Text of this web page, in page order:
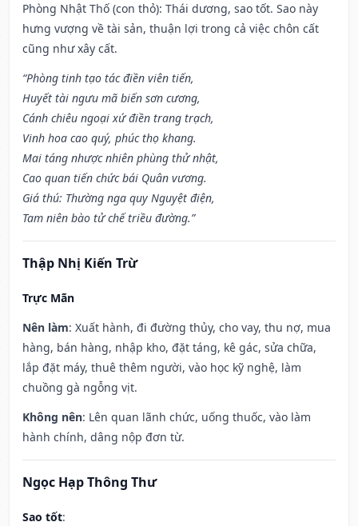
Phòng Nhật Thố (con thỏ): Thái dương, sao tốt. Sao này
hưng vượng về tài sản, thuận lợi trong cả việc chôn cất
cũng như xây cất.
“Phòng tinh tạo tác điền viên tiến,
Huyết tài ngưu mã biến sơn cương,
Cánh chiêu ngoại xứ điền trang trạch,
Vinh hoa cao quý, phúc thọ khang.
Mai táng nhược nhiên phùng thử nhật,
Cao quan tiến chức bái Quân vương.
Giá thú: Thường nga quy Nguyệt điện,
Tam niên bào tử chế triều đường.”
Thập Nhị Kiến Trừ
Trực Mãn
Nên làm: Xuất hành, đi đường thủy, cho vay, thu nợ, mua
hàng, bán hàng, nhập kho, đặt táng, kê gác, sửa chữa,
lắp đặt máy, thuê thêm người, vào học kỹ nghệ, làm
chuồng gà ngỗng vịt.
Không nên: Lên quan lãnh chức, uống thuốc, vào làm
hành chính, dâng nộp đơn từ.
Ngọc Hạp Thông Thư
Sao tốt: